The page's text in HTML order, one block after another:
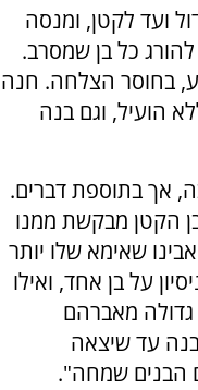
ועד לקטן, ומנסה
להורג כל בן שמסרב.
בחוסר הצלחה. חנה
הועיל, וגם בנה
אך בתוספת דברים.
הקטן מבקשת ממנו
שאימא שלו יותר
על בן אחד, ואילו
מאברהם
עד שיצאה
הבנים שמחה".